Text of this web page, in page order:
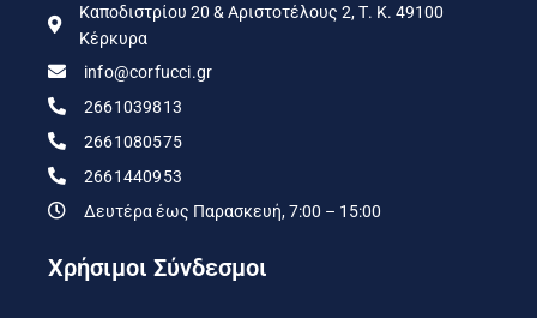
Καποδιστρίου 20 & Αριστοτέλους 2, Τ. Κ. 49100
Κέρκυρα
info@corfucci.gr
2661039813
2661080575
2661440953
Δευτέρα έως Παρασκευή, 7:00 – 15:00
Χρήσιμοι Σύνδεσμοι